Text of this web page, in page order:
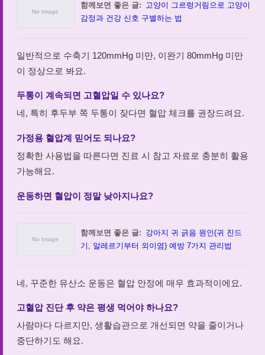
함께보면 좋은 글: 고양이 그르렁거림으로 고양이
감정과 건강 신호 구별하는 법
일반적으로 수축기 120mmHg 미만, 이완기 80mmHg 미만
이 정상으로 봐요.
두통이 계속되면 고혈압일 수 있나요?
네, 특히 후두부 쪽 두통이 잦다면 혈압 체크를 권장드려요.
가정용 혈압계 믿어도 되나요?
정확한 사용법을 따른다면 진료 시 참고 자료로 충분히 활용
가능해요.
운동하면 혈압이 정말 낮아지나요?
함께보면 좋은 글: 강아지 귀 긁음 원인(귀 진드
기, 알레르기부터 외이염) 예방 7가지 관리법
네, 꾸준한 유산소 운동은 혈압 안정에 매우 효과적이에요.
고혈압 진단 후 약은 평생 먹어야 하나요?
사람마다 다르지만, 생활습관으로 개선되면 약을 줄이거나
중단하기도 해요.